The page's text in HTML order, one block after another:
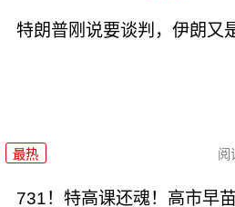
特朗普刚说要谈判，伊朗又
最热 阅
731！特高课还魂！高市早